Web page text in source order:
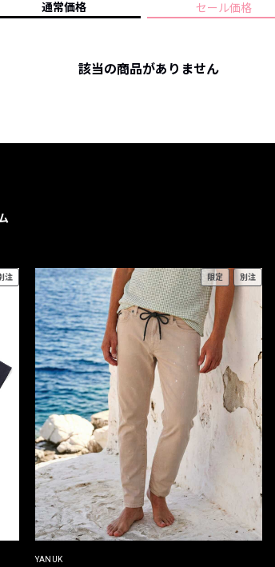
記事ランキング
カスブランド
プライバシーポリシー
通常価格 セール価格
該当の商品がありません
注 限定 別注
YANUK